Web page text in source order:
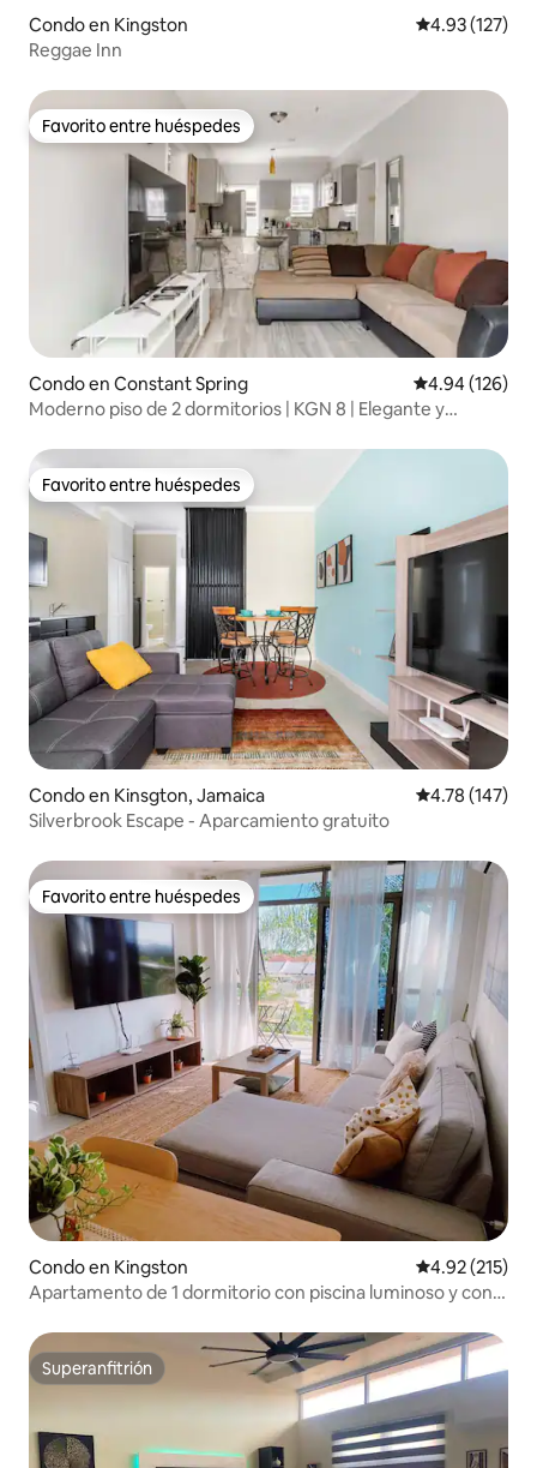
Condo en Kingston Calificación
4.93 (127)
Reggae Inn
Favorito entre huéspedes
Favorito entre huéspedes
Condo en Constant Spring Calificación
4.94 (126)
Moderno piso de 2 dormitorios | KGN 8 | Elegante y
Favorito entre huéspedes
Favorito entre huéspedes
Condo en Kinsgton, Jamaica Calificación
4.78 (147)
Silverbrook Escape - Aparcamiento gratuito
Favorito entre huéspedes
Favorito entre huéspedes
Condo en Kingston Calificación
4.92 (215)
Apartamento de 1 dormitorio con piscina luminoso y con
Superanfitrión
Superanfitrión